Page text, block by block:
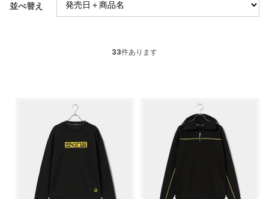
並べ替え
33件あります